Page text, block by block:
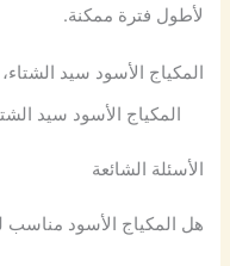
لأطول فترة ممكنة.
المكياج الأسود سيد
المكياج الأسود سيد
الأسئلة الشائعة
هل المكياج الأسود مناسب